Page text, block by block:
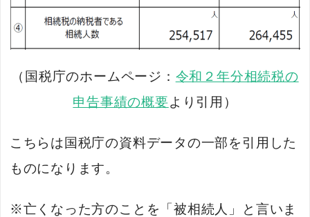
（国税庁のホームページ： 令和２年分相続税の
申告事績の概要より引用）
こちらは国税庁の資料データの一部を引用した
ものになります。
※亡くなった方のことを「被相続人」と言いま